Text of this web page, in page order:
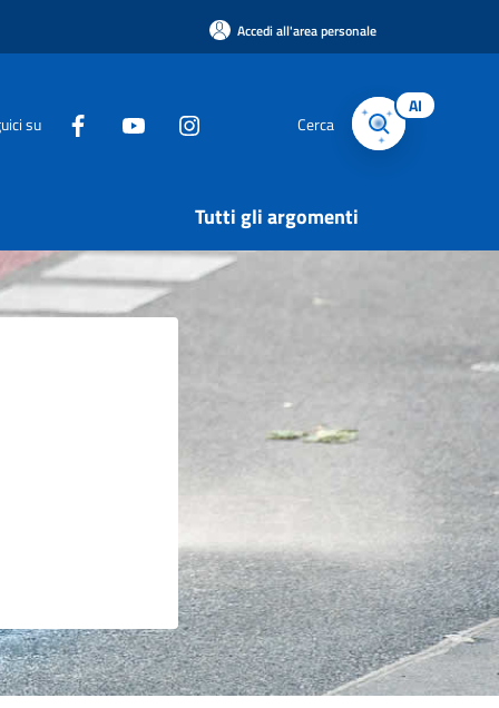
Accedi all'area personale
su Cerca
AI
Tutti gli argomenti